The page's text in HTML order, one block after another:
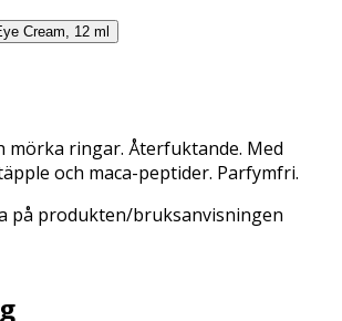
Cream, 12 ml
mörka ringar. Återfuktande. Med
och maca-peptider. Parfymfri.
på produkten/bruksanvisningen